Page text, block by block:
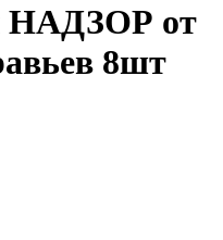
НАДЗОР от
8шт